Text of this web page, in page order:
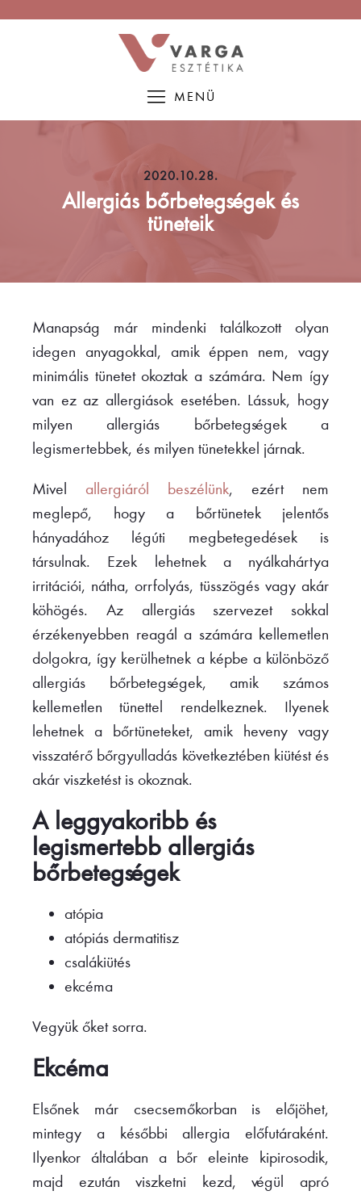
MENÜ
2020.10.28.
Allergiás bőrbetegségek és
tüneteik
Manapság már mindenki találkozott olyan
idegen anyagokkal, amik éppen nem, vagy
minimális tünetet okoztak a számára. Nem így
van ez az allergiások esetében. Lássuk, hogy
milyen allergiás bőrbetegségek a
legismertebbek, és milyen tünetekkel járnak.
Mivel allergiáról beszélünk, ezért nem
meglepő, hogy a bőrtünetek jelentős
hányadához légúti megbetegedések is
társulnak. Ezek lehetnek a nyálkahártya
irritációi, nátha, orrfolyás, tüsszögés vagy akár
köhögés. Az allergiás szervezet sokkal
érzékenyebben reagál a számára kellemetlen
dolgokra, így kerülhetnek a képbe a különböző
allergiás bőrbetegségek, amik számos
kellemetlen tünettel rendelkeznek. Ilyenek
lehetnek a bőrtüneteket, amik heveny vagy
visszatérő bőrgyulladás következtében kiütést és
akár viszketést is okoznak.
A leggyakoribb és
legismertebb allergiás
bőrbetegségek
atópia
atópiás dermatitisz
csalákiütés
ekcéma
Vegyük őket sorra.
Ekcéma
Elsőnek már csecsemőkorban is előjöhet,
mintegy a későbbi allergia előfutáraként.
Ilyenkor általában a bőr eleinte kipirosodik,
majd ezután viszketni kezd, végül apró